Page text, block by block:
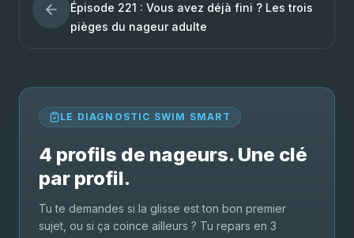
Épisode 221 : Vous avez déjà fini ? Les trois
pièges du nageur adulte
LE DIAGNOSTIC SWIM SMART
4 profils de nageurs. Une clé
par profil.
Tu te demandes si la glisse est ton bon premier
sujet, ou si ça coince ailleurs ? Tu repars en 3